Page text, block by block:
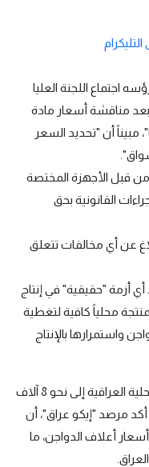
اجتماع اللجنة العليا
بعد مناقشة أسعار مادة
مبيناً أن "تحديد السعر
من قبل الأجهزة المختصة
القانونية بحق
عن أي مخالفات تتعلق
أي أزمة "حقيقية" في إنتاج
محلياً كافية لتغطية
واستمرارها بالإنتاج
وارتفع سعر طبقة البيض في الأسواق المحلية العراقية إلى نحو 8 آلاف
في حين أكد مرصد "إيكو عراق"، أن
أعلاف الدواجن، ما